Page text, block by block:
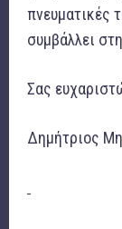
πνευματικές
συμβάλλει
Σας
Δημήτριος